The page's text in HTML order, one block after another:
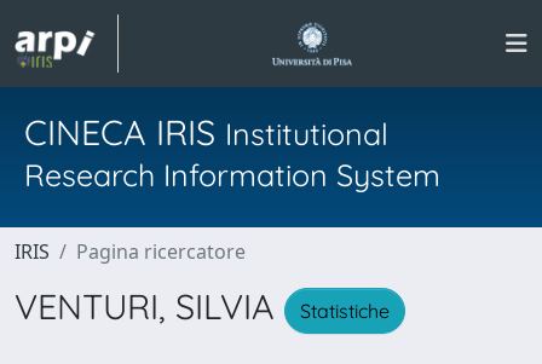
CINECA IRIS Institutional
Research Information System
IRIS Pagina ricercatore
VENTURI, SILVIA Statistiche